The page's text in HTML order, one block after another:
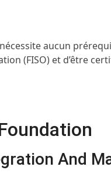
aucun
(FISO) et d’être
And